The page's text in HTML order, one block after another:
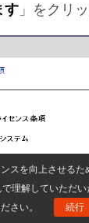
す 」をクリ
スを向上させる
で理解していただ
さい。
続行